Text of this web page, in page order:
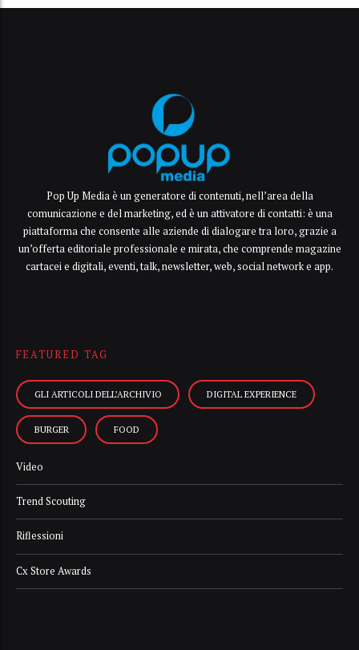
Pop Up Media è un generatore di contenuti, nell’area della
comunicazione e del marketing, ed è un attivatore di contatti: è una
piattaforma che consente alle aziende di dialogare tra loro, grazie a
un’offerta editoriale professionale e mirata, che comprende magazine
cartacei e digitali, eventi, talk, newsletter, web, social network e app.
FEATURED TAG
GLI ARTICOLI DELL’ARCHIVIO DIGITAL EXPERIENCE
BURGER FOOD
Video
Trend Scouting
Riflessioni
Cx Store Awards